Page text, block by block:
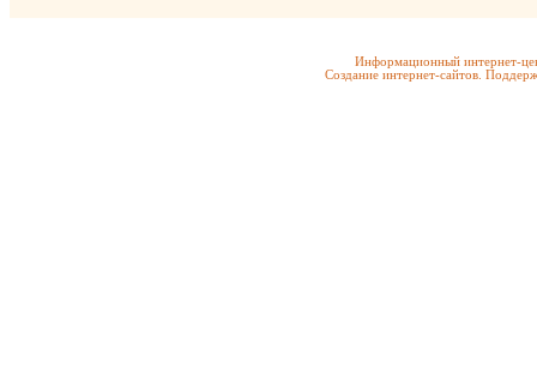
Информационный интернет-
Создание интернет-сайтов.